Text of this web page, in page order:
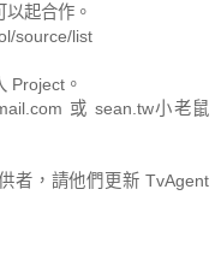
起合作。
source/list
Project。
或 sean.tw小老鼠
者，請他們更新 TvAgent